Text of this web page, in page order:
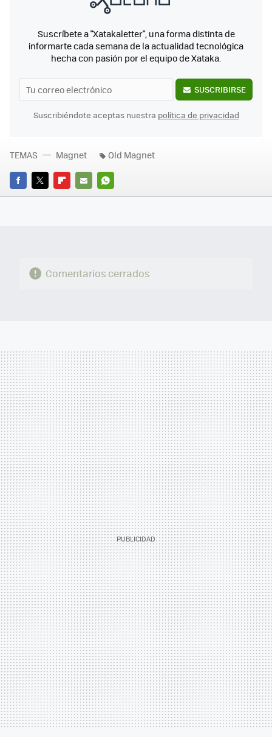
Suscríbete a "Xatakaletter", una forma distinta de
informarte cada semana de la actualidad tecnológica
hecha con pasión por el equipo de Xataka.
SUSCRIBIRSE
Suscribiéndote aceptas nuestra política de privacidad
FACEBOOK
TWITTERFLIPBOARD
E-
WHATSAPP
TEMAS Magnet Old Magnet
Comentarios cerrados